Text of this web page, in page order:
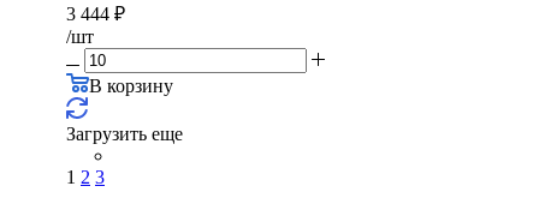
3 444 ₽
/шт
В корзину
Загрузить еще
1 2 3